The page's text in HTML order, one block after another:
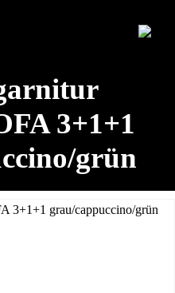
3+1+1
grün